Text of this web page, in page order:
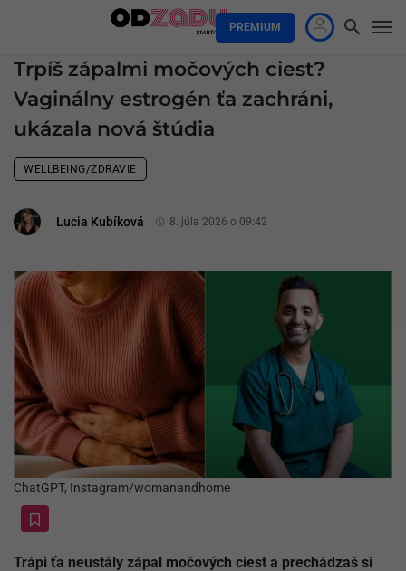
PREMIUM
Trpíš zápalmi močových ciest?
Vaginálny estrogén ťa zachráni,
ukázala nová štúdia
WELLBEING/ZDRAVIE
Lucia Kubíková 8. júla 2026 o 09:42
ChatGPT, Instagram/womanandhome
Trápi ťa neustály zápal močových ciest a prechádzaš si